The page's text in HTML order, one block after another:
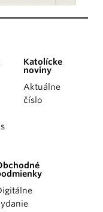
Katolícke
noviny
Aktuálne
číslo